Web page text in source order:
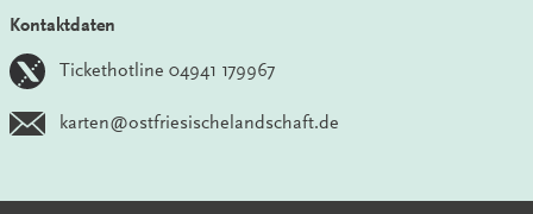
Kontaktdaten
Tickethotline 04941 179967
karten@ostfriesischelandschaft.de